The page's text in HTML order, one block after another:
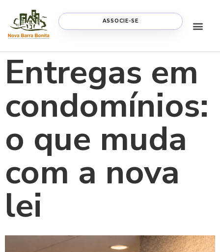
ASSOCIE-SE
Entregas em
condomínios:
o que muda
com a nova
lei